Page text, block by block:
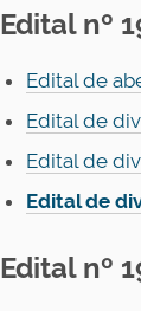
Edital nº
Edital de
Edital de
Edital de
Edital de
Edital nº